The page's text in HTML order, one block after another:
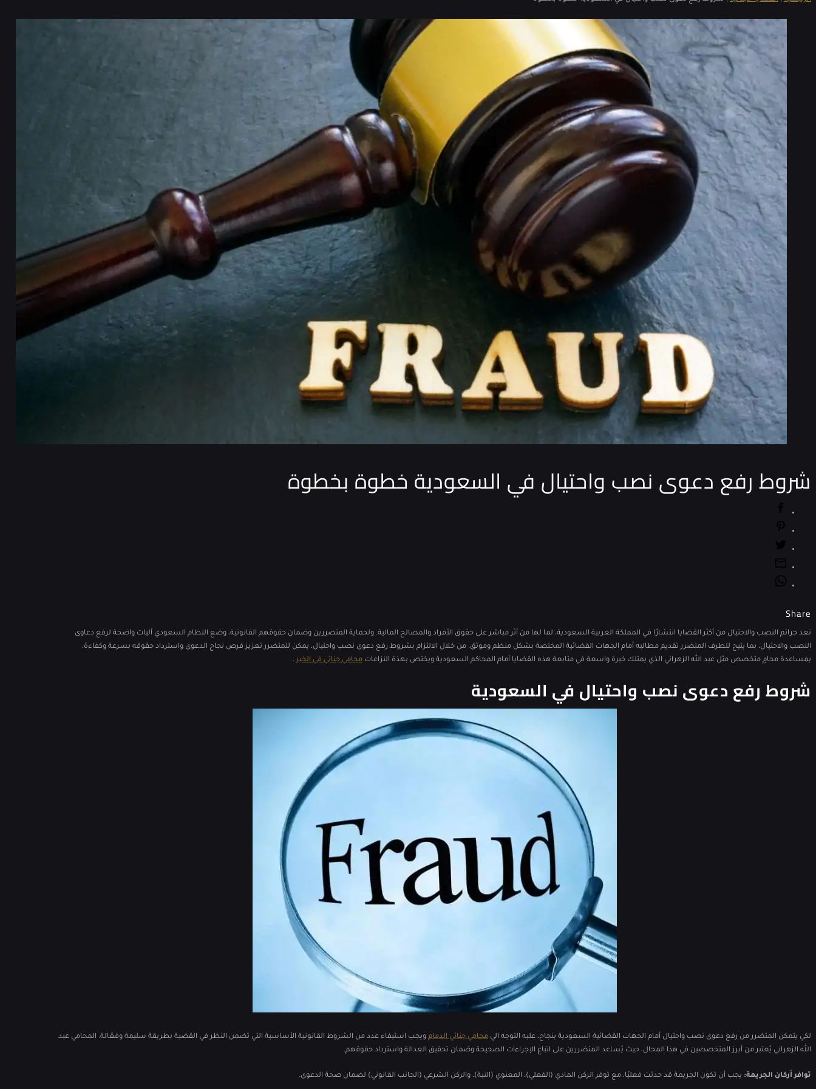
شروط رفع دعوى نصب واحتيال في السعودية خطوة بخطوة
Share
تعد جرائم النصب والاحتيال من أكثر القضايا انتشارًا في المملكة العربية السعودية، لما لها من أثر مباشر على حقوق الأفراد والمصالح المالية. ولحماية المتضررين وضمان حقوقهم القانونية، وضع النظام السعودي آليات واضحة لرفع دعاوى
النصب والاحتيال، بما يتيح للطرف المتضرر تقديم مطالبه أمام الجهات القضائية المختصة بشكل منظم وموثق. من خلال الالتزام بشروط رفع دعوى نصب واحتيال، يمكن للمتضرر تعزيز فرص نجاح الدعوى واسترداد حقوقه بسرعة وكفاءة،
بمساعدة محامٍ متخصص مثل عبد الله الزهراني الذي يمتلك خبرة واسعة في متابعة هذه القضايا أمام المحاكم السعودية ويختص بهذة النزاعات محامي جنائي في الخبر .
شروط رفع دعوى نصب واحتيال في السعودية
لكي يتمكن المتضرر من رفع دعوى نصب واحتيال أمام الجهات القضائية السعودية بنجاح، عليه التوجه الي محامي جنائي الدمام ويجب استيفاء عدد من الشروط القانونية الأساسية التي تضمن النظر في القضية بطريقة سليمة وفعّالة. المحامي عبد
الله الزهراني يُعتبر من أبرز المتخصصين في هذا المجال، حيث يُساعد المتضررين على اتباع الإجراءات الصحيحة وضمان تحقيق العدالة واسترداد حقوقهم.
توافر أركان الجريمة: يجب أن تكون الجريمة قد حدثت فعليًا، مع توفر الركن المادي (الفعلي)، المعنوي (النية)، والركن الشرعي (الجانب القانوني) لضمان صحة الدعوى.